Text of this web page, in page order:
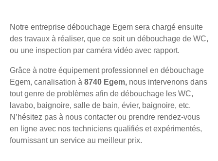
Notre entreprise débouchage Egem sera chargé ensuite
des travaux à réaliser, que ce soit un débouchage de WC,
ou une inspection par caméra vidéo avec rapport.
Grâce à notre équipement professionnel en débouchage
Egem, canalisation à 8740 Egem, nous intervenons dans
tout genre de problèmes afin de débouchage les WC,
lavabo, baignoire, salle de bain, évier, baignoire, etc.
N’hésitez pas à nous contacter ou prendre rendez-vous
en ligne avec nos techniciens qualifiés et expérimentés,
fournissant un service au meilleur prix.